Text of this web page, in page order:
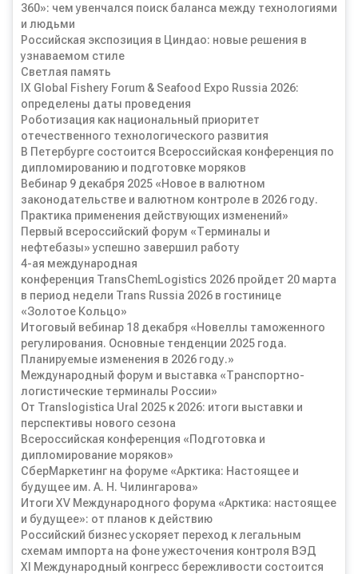
360»: чем увенчался поиск баланса между технологиями
и людьми
Российская экспозиция в Циндао: новые решения в
узнаваемом стиле
Светлая память
IX Global Fishery Forum & Seafood Expo Russia 2026:
определены даты проведения
Роботизация как национальный приоритет
отечественного технологического развития
В Петербурге состоится Всероссийская конференция по
дипломированию и подготовке моряков
Вебинар 9 декабря 2025 «Новое в валютном
законодательстве и валютном контроле в 2026 году.
Практика применения действующих изменений»
Первый всероссийский форум «Терминалы и
нефтебазы» успешно завершил работу
4-ая международная
конференция TransChemLogistics 2026 пройдет 20 марта
в период недели Trans Russia 2026 в гостинице
«Золотое Кольцо»
Итоговый вебинар 18 декабря «Новеллы таможенного
регулирования. Основные тенденции 2025 года.
Планируемые изменения в 2026 году.»
Международный форум и выставка «Транспортно-
логистические терминалы России»
От Translogistica Ural 2025 к 2026: итоги выставки и
перспективы нового сезона
Всероссийская конференция «Подготовка и
дипломирование моряков»
СберМаркетинг на форуме «Арктика: Настоящее и
будущее им. А. Н. Чилингарова»
Итоги XV Международного форума «Арктика: настоящее
и будущее»: от планов к действию
Российский бизнес ускоряет переход к легальным
схемам импорта на фоне ужесточения контроля ВЭД
XI Международный конгресс бережливости состоится